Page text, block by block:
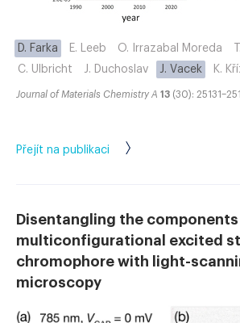
D. Farka E. Leeb O. Irrazabal Moreda
C. Ulbricht
J. Duchoslav J. Vacek K.
Journal of Materials Chemistry A 13 (30):
Přejít na publikaci
Disentangling the
multiconfigurational excited
chromophore with light-
microscopy